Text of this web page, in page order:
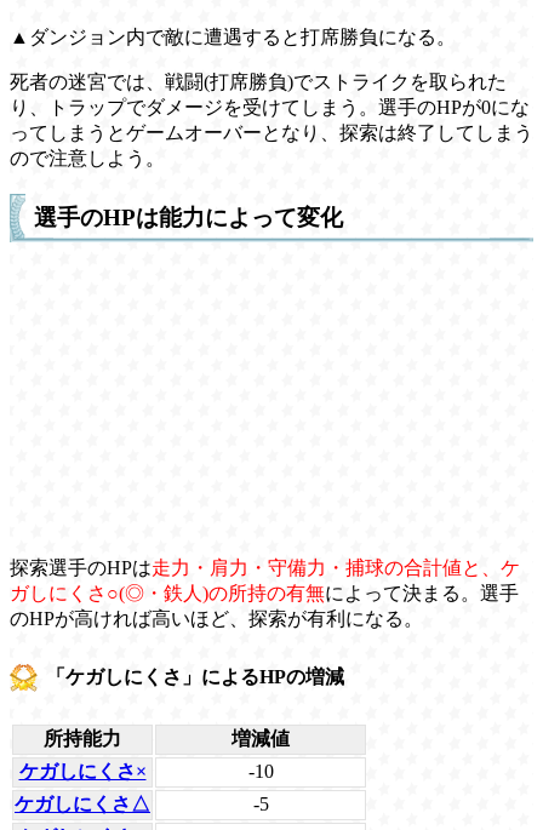
▲ダンジョン内で敵に遭遇すると打席勝負になる。
死者の迷宮では、戦闘(打席勝負)でストライクを取られた
り、トラップでダメージを受けてしまう。選手のHPが0にな
ってしまうとゲームオーバーとなり、探索は終了してしまう
ので注意しよう。
選手のHPは能力によって変化
探索選手のHPは走力・肩力・守備力・捕球の合計値と、ケ
ガしにくさ○(◎・鉄人)の所持の有無によって決まる。選手
のHPが高ければ高いほど、探索が有利になる。
「ケガしにくさ」によるHPの増減
所持能力
増減値
ケガしにくさ×
-10
ケガしにくさ△
-5